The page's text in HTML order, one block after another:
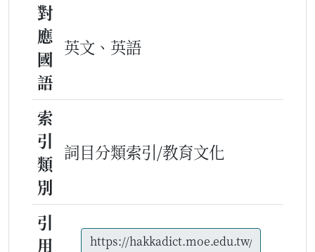
對
應
國
語
英文、英語
索
引
類
別
詞目分類索引/教育文化
引
用